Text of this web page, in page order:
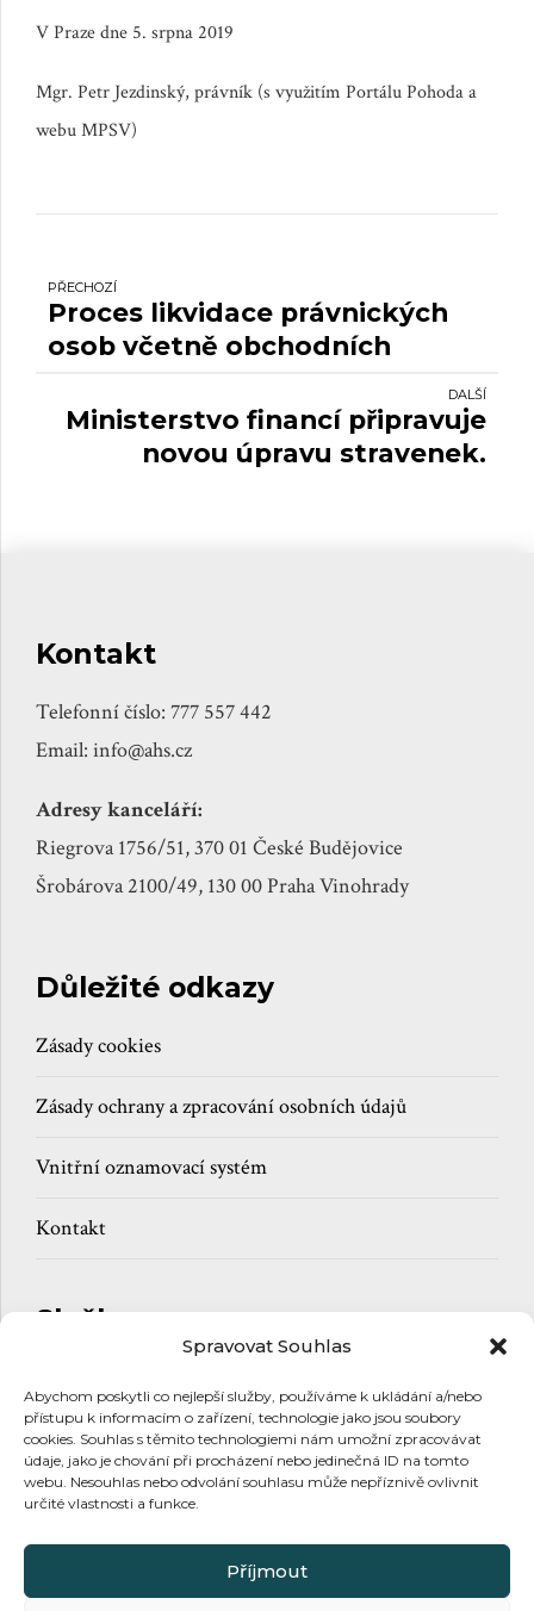
Spravovat Souhlas
Abychom poskytli co nejlepší služby, používáme k ukládání a/nebo
přístupu k informacím o zařízení, technologie jako jsou soubory
cookies. Souhlas s těmito technologiemi nám umožní zpracovávat
údaje, jako je chování při procházení nebo jedinečná ID na tomto
webu. Nesouhlas nebo odvolání souhlasu může nepříznivě ovlivnit
určité vlastnosti a funkce.
Příjmout
V Praze dne 5. srpna 2019
Mgr. Petr Jezdinský, právník (s využitím Portálu Pohoda a
webu MPSV)
PŘECHOZÍ
Proces likvidace právnických
osob včetně obchodních
DALŠÍ
Ministerstvo financí připravuje
novou úpravu stravenek.
Kontakt
Telefonní číslo: 777 557 442
Email: info@ahs.cz
Adresy kanceláří:
Riegrova 1756/51, 370 01 České Budějovice
Šrobárova 2100/49, 130 00 Praha Vinohrady
Důležité odkazy
Zásady cookies
Zásady ochrany a zpracování osobních údajů
Vnitřní oznamovací systém
Kontakt
Služby
Účetnictví
Mzdy